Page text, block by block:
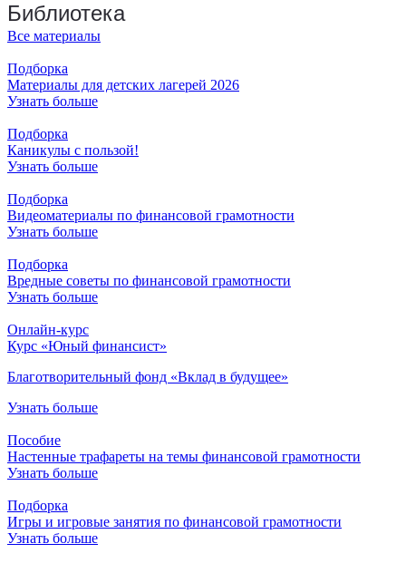
Библиотека
Все материалы
Подборка
Материалы для детских лагерей 2026
Узнать больше
Подборка
Каникулы с пользой!
Узнать больше
Подборка
Видеоматериалы по финансовой грамотности
Узнать больше
Подборка
Вредные советы по финансовой грамотности
Узнать больше
Онлайн-курс
Курс «Юный финансист»
Благотворительный фонд «Вклад в будущее»
Узнать больше
Пособие
Настенные трафареты на темы финансовой грамотности
Узнать больше
Подборка
Игры и игровые занятия по финансовой грамотности
Узнать больше